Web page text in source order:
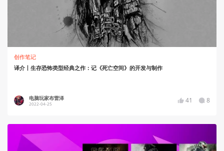
创作笔记
译介丨生存恐怖类型经典之作：记《死亡空间》的开发与制作
电脑玩家布雷泽
2022-04-25 41 8